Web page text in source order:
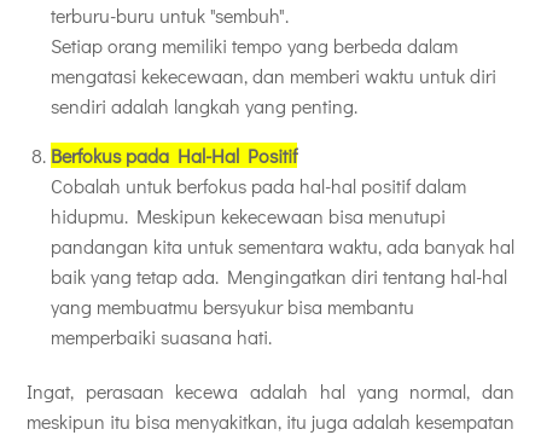
terburu-buru untuk "sembuh".
Setiap orang memiliki tempo yang berbeda dalam
mengatasi kekecewaan, dan memberi waktu untuk diri
sendiri adalah langkah yang penting.
Berfokus pada Hal-Hal Positif
Cobalah untuk berfokus pada hal-hal positif dalam
hidupmu. Meskipun kekecewaan bisa menutupi
pandangan kita untuk sementara waktu, ada banyak hal
baik yang tetap ada. Mengingatkan diri tentang hal-hal
yang membuatmu bersyukur bisa membantu
memperbaiki suasana hati.
Ingat, perasaan kecewa adalah hal yang normal, dan
meskipun itu bisa menyakitkan, itu juga adalah kesempatan